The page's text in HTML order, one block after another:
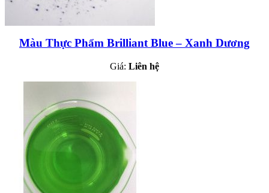
Màu Thực Phẩm Brilliant Blue – Xanh Dương
Giá: Liên hệ